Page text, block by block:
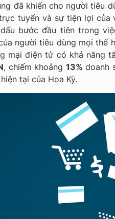
đã khiến cho người tiêu
tuyến và sự tiện lợi
bước đầu tiên trong
người tiêu dùng mọi thế
mại điện tử có khả năng
, chiếm khoảng13%doanh
tại của Hoa Kỳ.